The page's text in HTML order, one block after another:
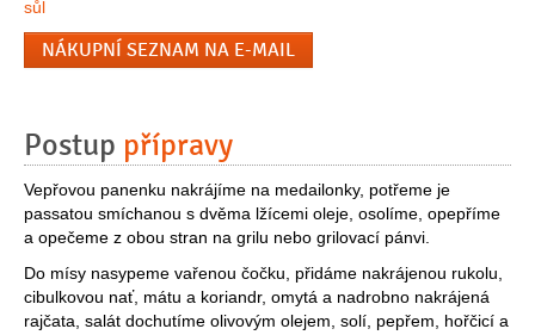
sůl
NÁKUPNÍ SEZNAM NA E-MAIL
Postup přípravy
Vepřovou panenku nakrájíme na medailonky, potřeme je
passatou smíchanou s dvěma lžícemi oleje, osolíme, opepříme
a opečeme z obou stran na grilu nebo grilovací pánvi.
Do mísy nasypeme vařenou čočku, přidáme nakrájenou rukolu,
cibulkovou nať, mátu a koriandr, omytá a nadrobno nakrájená
rajčata, salát dochutíme olivovým olejem, solí, pepřem, hořčicí a